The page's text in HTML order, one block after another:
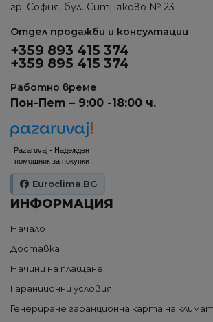
гр. София, бул. Ситняково № 23
Отдел продажби и консултации
+359 893 415 374
+359 895 415 374
Работно време
Пон-Пет – 9:00 -18:00 ч.
Pazaruvaj - Надежден
помощник за покупки
Euroclima.BG
ИНФОРМАЦИЯ
Начало
Доставка
Начини на плащане
Гаранционни условия
Генериране гаранционна карта на